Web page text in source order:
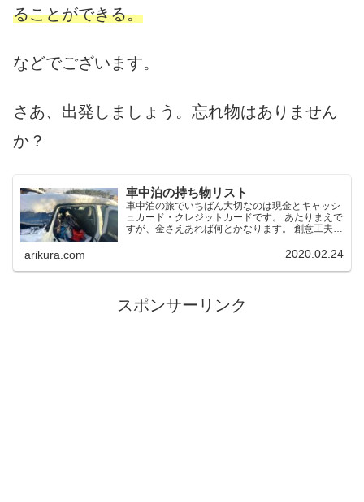
ることができる。
などでございます。
さあ、出発しましょう。忘れ物はありません
か？
車中泊の持ち物リスト
車中泊の旅でいちばん大切なのは現金とキャッシ
ュカード・クレジットカードです。 あたりまえで
すが、金さえあれば何とかなります。 創意工夫で
が、やはり必要最低限のグッズはもって行った方
arikura.com 2020.02.24
スポンサーリンク